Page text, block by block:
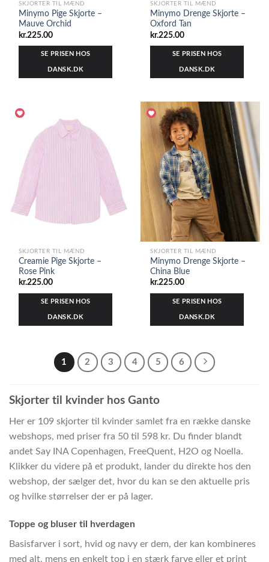
SKJORTER TIL MÆND
Minymo Pige Skjorte –
Mauve Orchid
kr.225.00
SE PRISEN HOS
DANSK.DK
SKJORTER TIL MÆND
Minymo Drenge Skjorte –
Oxford Tan
kr.225.00
SE PRISEN HOS
DANSK.DK
SKJORTER TIL MÆND
Creamie Pige Skjorte –
Rose Pink
kr.225.00
SE PRISEN HOS
DANSK.DK
SKJORTER TIL MÆND
Minymo Drenge Skjorte –
China Blue
kr.225.00
SE PRISEN HOS
DANSK.DK
1 2 3 4 5 6
Skjorter til kvinder hos Ganto
Her er 109 skjorter til kvinder samlet fra en række danske
webshops, med priser fra 50 til 598 kr. Du finder blandt
andet Say INA Copenhagen, FreeQuent, H2O og Noella.
Klikker du videre på et produkt, lander du direkte hos den
webshop, der sælger det, hvor du kan se den aktuelle pris
og hvilke størrelser der er på lager.
Toppe og bluser til hverdagen
Basisfarver i sort, hvid og navy er dem, der kan kombineres
med alt, mens en enkelt top i en stærk farve eller et print